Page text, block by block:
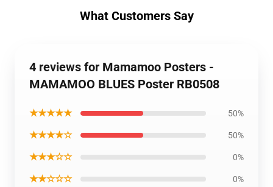
What Customers Say
4 reviews for Mamamoo Posters -
MAMAMOO BLUES Poster RB0508
★★★★★ 50%
★★★★☆ 50%
★★★☆☆ 0%
★★☆☆☆ 0%